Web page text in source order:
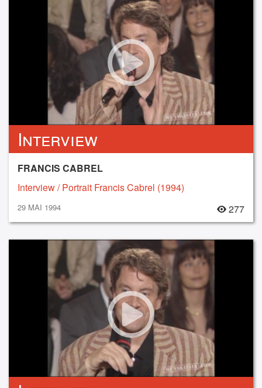
Interview
FRANCIS CABREL
Interview / Portrait Francis Cabrel (1994)
29 MAI 1994 277